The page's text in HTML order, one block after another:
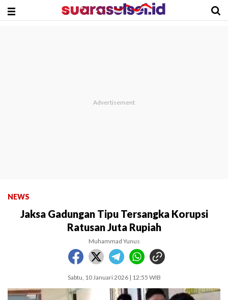
NEWS
Jaksa Gadungan Tipu Tersangka Korupsi
Ratusan Juta Rupiah
Muhammad Yunus
Sabtu, 10 Januari 2026 | 12:55 WIB